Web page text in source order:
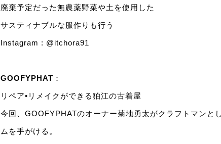
廃棄予定だった無農薬野菜や土を使用した
サスティナブルな服作りも行う
Instagram : @itchora91
GOOFYPHAT ：
リペア•リメイクができる狛江の古着屋
今回、GOOFYPHATのオーナー菊地勇太がクラフトマンと
ムを手がける。